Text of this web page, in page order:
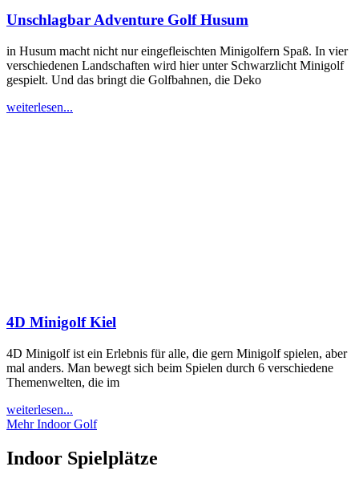
Unschlagbar Adventure Golf Husum
in Husum macht nicht nur eingefleischten Minigolfern Spaß. In vier
verschiedenen Landschaften wird hier unter Schwarzlicht Minigolf
gespielt. Und das bringt die Golfbahnen, die Deko
weiterlesen...
4D Minigolf Kiel
4D Minigolf ist ein Erlebnis für alle, die gern Minigolf spielen, aber
mal anders. Man bewegt sich beim Spielen durch 6 verschiedene
Themenwelten, die im
weiterlesen...
Mehr Indoor Golf
Indoor Spielplätze